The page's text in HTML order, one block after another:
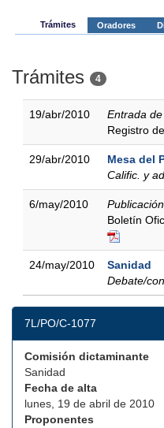
Trámites Oradores
Trámites 4
19/abr/2010
Entrada
Registro
29/abr/2010
Mesa del
Calific. y
6/may/2010
Boletín
24/may/2010
Sanidad
Debate/
7L/PO/C-1077
Comisión dictaminante
Sanidad
Fecha de alta
lunes, 19 de abril de 2010
Proponentes